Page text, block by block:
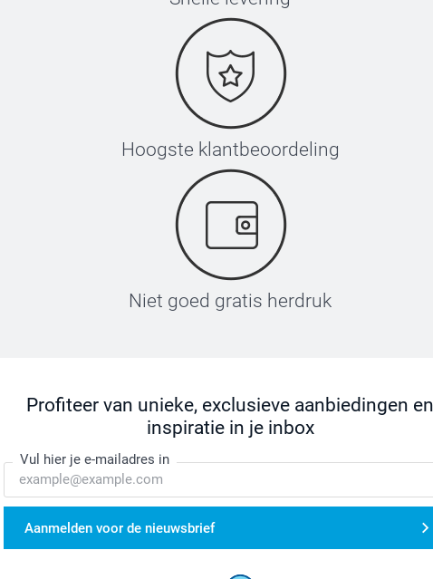
Hoogste klantbeoordeling
Niet goed gratis herdruk
Profiteer van unieke, exclusieve aanbiedingen en
inspiratie in je inbox
Vul hier je e-mailadres in
Aanmelden voor de nieuwsbrief